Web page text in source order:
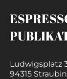
Ludwigsplatz
94315